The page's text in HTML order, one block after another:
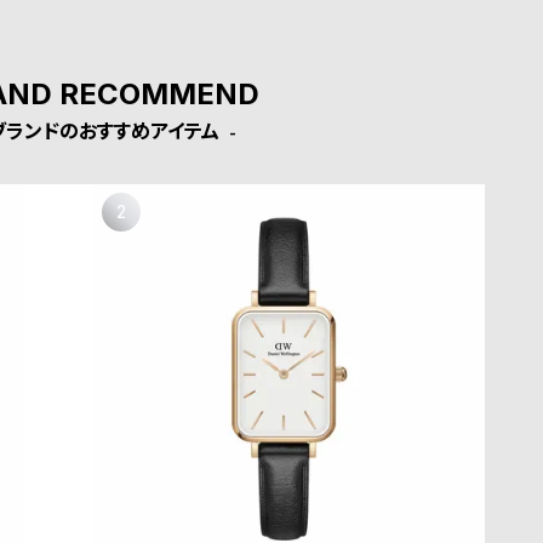
RECOMMEND
ランドのおすすめアイテム